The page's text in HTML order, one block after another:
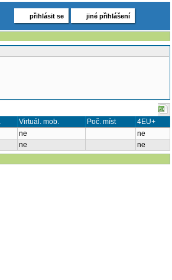
přihlásit se jiné přihlášení
Virtuál. mob. Poč. míst
4EU+
ne
ne
ne
ne